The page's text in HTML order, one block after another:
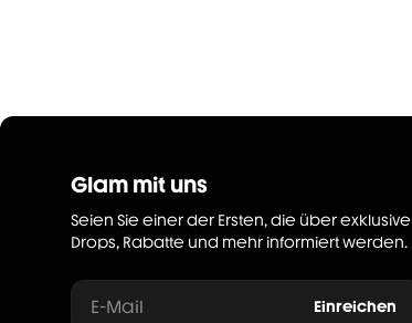
Glam mit uns
Seien Sie einer der Ersten, die über exklusive
Drops, Rabatte und mehr informiert werden.
E-Mail Einreichen